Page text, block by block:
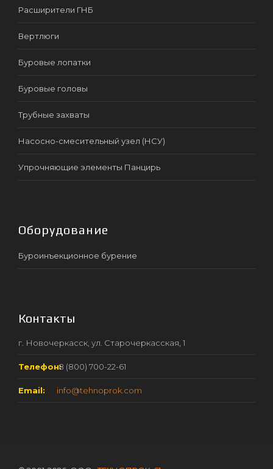
Расширители ГНБ
Вертлюги
Буровые лопатки
Буровые головы
Трубные захваты
Насосно-смесительный узел (НСУ)
Упрочняющие элементы Панцирь
Оборудование
Буроинъекционное бурение
Контакты
г. Новочеркасск, ул. Старочеркасская, 1
Телефон:8 (800) 700-22-61
Email: info@tehnoprok.com